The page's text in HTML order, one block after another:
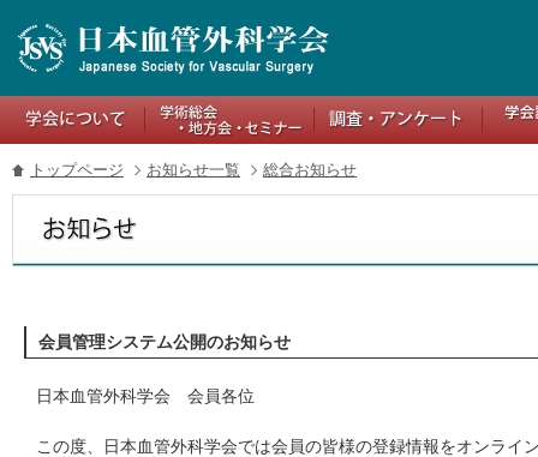
トップページ お知らせ一覧 総合お知らせ
会員管理システム公開のお知らせ
日本血管外科学会 会員各位
この度、日本血管外科学会では会員の皆様の登録情報をオンライ